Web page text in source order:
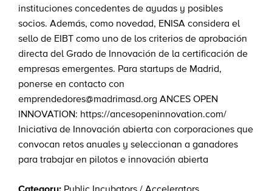
instituciones concedentes de ayudas y posibles
socios. Además, como novedad, ENISA considera el
sello de EIBT como uno de los criterios de aprobación
directa del Grado de Innovación de la certificación de
empresas emergentes. Para startups de Madrid,
ponerse en contacto con
emprendedores@madrimasd.org ANCES OPEN
INNOVATION: https://ancesopeninnovation.com/
Iniciativa de Innovación abierta con corporaciones que
convocan retos anuales y seleccionan a ganadores
para trabajar en pilotos e innovación abierta